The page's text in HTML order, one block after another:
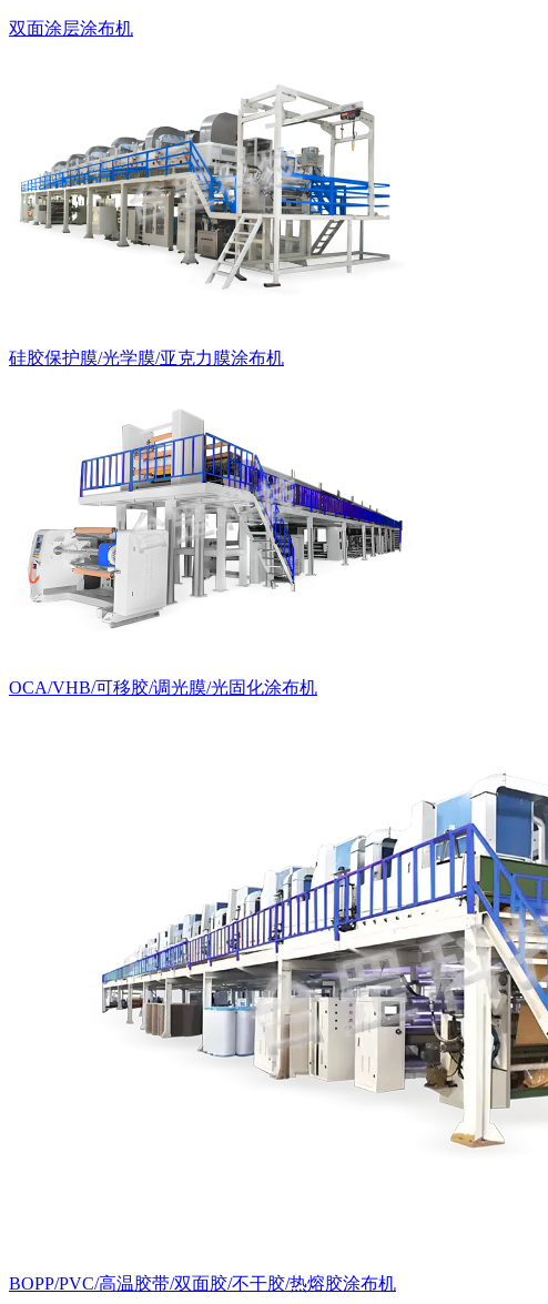
双面涂层涂布机
硅胶保护膜/光学膜/亚克力膜涂布机
OCA/VHB/可移胶/调光膜/光固化涂布机
BOPP/PVC/高温胶带/双面胶/不干胶/热熔胶涂布机